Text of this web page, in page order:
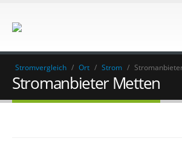
Stromvergleich / Ort / Strom /
Stromanbieter Metten